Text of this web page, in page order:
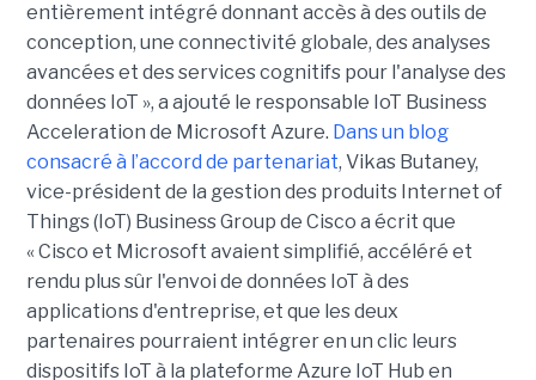
entièrement intégré donnant accès à des outils de
conception, une connectivité globale, des analyses
avancées et des services cognitifs pour l'analyse des
données IoT », a ajouté le responsable IoT Business
Acceleration de Microsoft Azure. Dans un blog
consacré à l’accord de partenariat, Vikas Butaney,
vice-président de la gestion des produits Internet of
Things (IoT) Business Group de Cisco a écrit que
« Cisco et Microsoft avaient simplifié, accéléré et
rendu plus sûr l'envoi de données IoT à des
applications d'entreprise, et que les deux
partenaires pourraient intégrer en un clic leurs
dispositifs IoT à la plateforme Azure IoT Hub en